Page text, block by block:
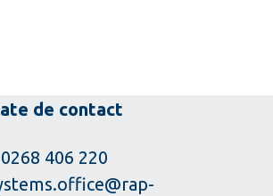
de contact
406 220